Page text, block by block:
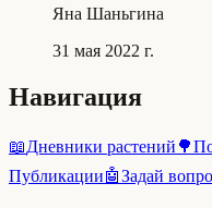
Яна Шаньгина
31 мая 2022 г.
Навигация
📖Дневники растений 🌳
Публикации🤖Задай